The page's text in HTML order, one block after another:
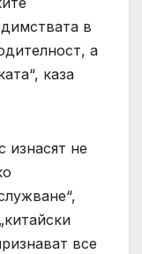
в
а
каза
изнасят не
все